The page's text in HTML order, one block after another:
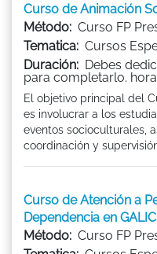
Curso de Animación
Método: Curso FP
Tematica: Cursos
Duración: Debes
para completarlo.
El objetivo principal del
es involucrar a los
eventos socioculturales,
coordinación y
Curso de Atención a
Dependencia en
Método: Curso FP